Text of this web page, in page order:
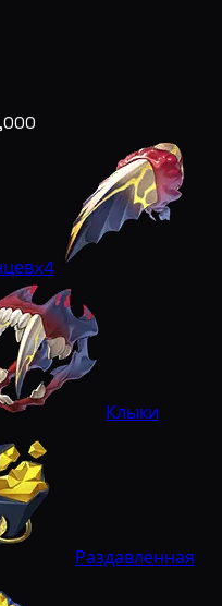
x4
Клыки
Раздавленная